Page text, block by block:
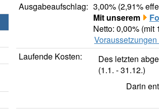
Ausgabeaufschlag: 3,00% (2,91%
Mit unserem
Netto: 0,00% (mit
Laufende Kosten:
Des letzten
(1.1. - 31.12.)
Darin